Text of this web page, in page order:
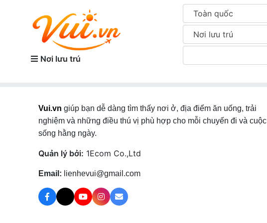
Nơi lưu trú
Toàn quốc
Nơi lưu trú
Vui.vn giúp bạn dễ dàng tìm thấy nơi ở, địa điểm ăn uống, trải
nghiệm và những điều thú vị phù hợp cho mỗi chuyến đi và cuộc
sống hằng ngày.
Quản lý bởi: 1Ecom Co.,Ltd
Email: lienhevui@gmail.com